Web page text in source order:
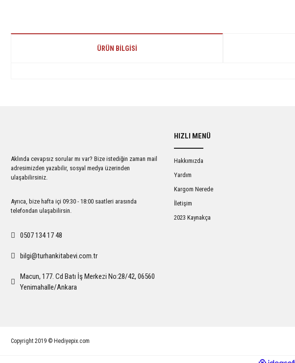
ÜRÜN BILGISI
Ürün fiyatı diğer sitelerden daha pahalı.
Bu ürüne benzer farklı alternatifler olmalı.
Aklında cevapsız sorular mı var? Bize istediğin zaman mail
adresimizden yazabilir, sosyal medya üzerinden
ulaşabilirsiniz.
Ayrıca, bize hafta içi 09:30 - 18:00 saatleri arasında
telefondan ulaşabilirsin.
0507 134 17 48
bilgi@turhankitabevi.com.tr
Macun, 177. Cd Batı İş Merkezi No:28/42, 06560
Yenimahalle/Ankara
HIZLI MENÜ
Hakkımızda
Yardım
Kargom Nerede
İletişim
2023 Kaynakça
Copyright 2019 © Hediyepix.com